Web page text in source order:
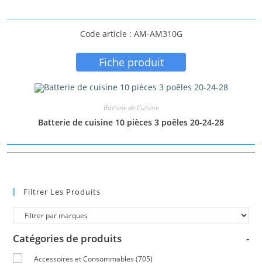
Code article : AM-AM310G
Fiche produit
Batterie de Cuisine
Batterie de cuisine 10 pièces 3 poêles 20-24-28
Filtrer Les Produits
Catégories de produits -
Accessoires et Consommables (705)